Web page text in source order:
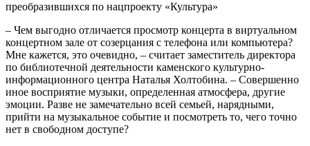
– Чем выгодно отличается просмотр концерта в виртуальном
концертном зале от созерцания с телефона или компьютера?
Мне кажется, это очевидно, – считает заместитель директора
по библиотечной деятельности каменского культурно-
информационного центра Наталья Холтобина. – Совершенно
иное восприятие музыки, определенная атмосфера, другие
эмоции. Разве не замечательно всей семьей, нарядными,
прийти на музыкальное событие и посмотреть то, чего точно
нет в свободном доступе?